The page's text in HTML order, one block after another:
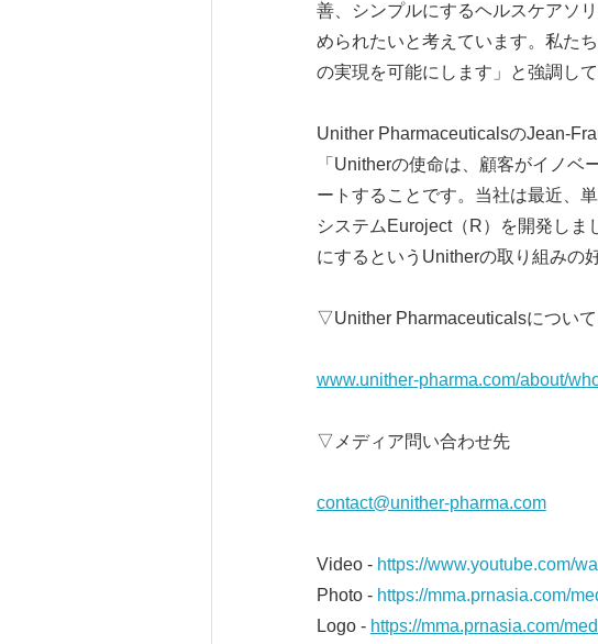
善、シンプルにするヘルスケアソ
められたいと考えています。私た
の実現を可能にします」と強調して
Unither PharmaceuticalsのJean-
「Unitherの使命は、顧客がイノ
ートすることです。当社は最近、
システムEuroject（R）を開発し
にするというUnitherの取り組みの
▽Unither Pharmaceuticalsについて
www.unither-pharma.com/about/
▽メディア問い合わせ先
contact@unither-pharma.com
Video - https://www.youtube.com/
Photo - https://mma.prnasia.com/
Logo - https://mma.prnasia.com/